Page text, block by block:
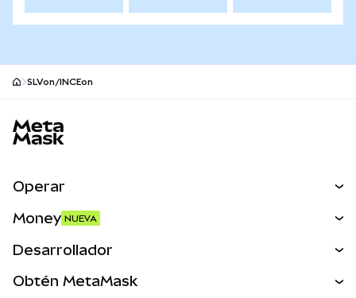
SLVon/INCEon
Operar
Activos del mundo real
Money NUEVA
Desarrollador
Obtén MetaMask